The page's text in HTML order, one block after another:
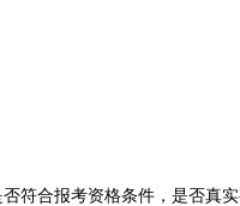
合报考资格条件，是否真